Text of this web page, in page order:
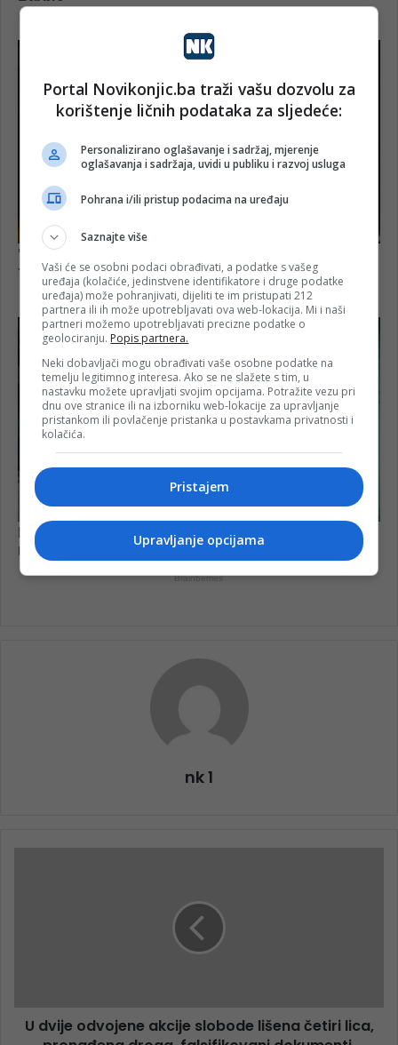
nk 1
U dvije odvojene akcije slobode lišena četiri lica,
Portal Novikonjic.ba traži vašu dozvolu za
korištenje ličnih podataka za sljedeće:
Personalizirano oglašavanje i sadržaj, mjerenje
oglašavanja i sadržaja, uvidi u publiku i razvoj usluga
Pohrana i/ili pristup podacima na uređaju
Saznajte više
Vaši će se osobni podaci obrađivati, a podatke s vašeg
uređaja (kolačiće, jedinstvene identifikatore i druge podatke
uređaja) može pohranjivati, dijeliti te im pristupati 212
partnera ili ih može upotrebljavati ova web-lokacija. Mi i naši
partneri možemo upotrebljavati precizne podatke o
geolociranju. Popis partnera.
Neki dobavljači mogu obrađivati vaše osobne podatke na
temelju legitimnog interesa. Ako se ne slažete s tim, u
nastavku možete upravljati svojim opcijama. Potražite vezu pri
dnu ove stranice ili na izborniku web-lokacije za upravljanje
pristankom ili povlačenje pristanka u postavkama privatnosti i
kolačića.
Pristajem
Upravljanje opcijama